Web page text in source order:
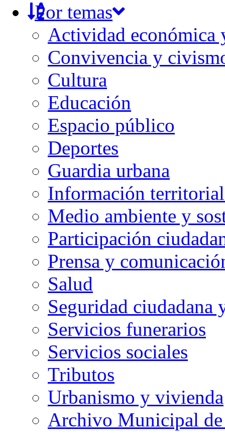
Por temas
Actividad económica
Convivencia y
Cultura
Educación
Espacio público
Deportes
Guardia urbana
Información
Medio ambiente y
Participación
Prensa y
Salud
Seguridad ciudadana
Servicios funerarios
Servicios sociales
Tributos
Urbanismo y vivienda
Archivo Municipal de